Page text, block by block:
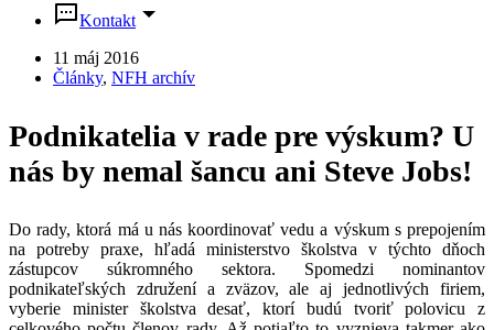
Kontakt
11 máj 2016
Články, NFH archív
Podnikatelia v rade pre výskum? U
nás by nemal šancu ani Steve Jobs!
Do rady, ktorá má u nás koordinovať vedu a výskum s prepojením
na potreby praxe, hľadá ministerstvo školstva v týchto dňoch
zástupcov súkromného sektora. Spomedzi nominantov
podnikateľských združení a zväzov, ale aj jednotlivých firiem,
vyberie minister školstva desať, ktorí budú tvoriť polovicu z